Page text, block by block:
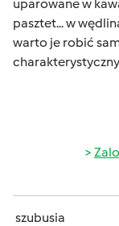
uparowane w
pasztet... w
warto je robić
szubusia